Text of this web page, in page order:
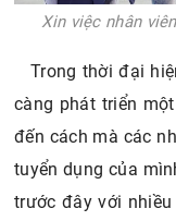
Xin việc nhân
Trong thời đại
càng phát triển
đến cách mà các
tuyển dụng của
trước đây với